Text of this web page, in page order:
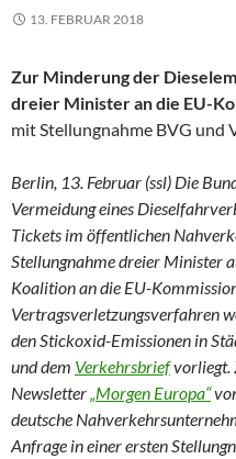
13. FEBRUAR 2018
Zur Minderung der
dreier Minister an die EU-
mit Stellungnahme BVG und
Berlin, 13. Februar (ssl) Die
Vermeidung eines
Tickets im öffentlichen
Stellungnahme dreier Minister
Koalition an die EU-
Vertragsverletzungsverfahren
den Stickoxid-Emissionen in
und dem Verkehrsbriefvorliegt.
Newsletter „Morgen Europa“
deutsche
Anfrage in einer ersten